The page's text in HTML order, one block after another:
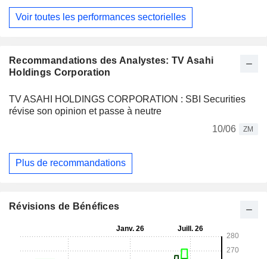
Recommandations des Analystes: TV Asahi
Holdings Corporation
TV ASAHI HOLDINGS CORPORATION : SBI Securities
révise son opinion et passe à neutre
10/06
ZM
Plus de recommandations
Voir toutes les performances sectorielles
Révisions de Bénéfices